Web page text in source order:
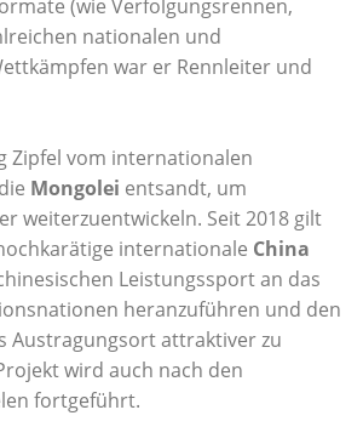
(wie Verfolgungsrennen,
nationalen und
war er Rennleiter und
Zipfel vom internationalen
Mongolei entsandt, um
weiterzuentwickeln. Seit 2018 gilt
internationale China
Leistungssport an das
heranzuführen und den
Austragungsort attraktiver zu
wird auch nach den
fortgeführt.